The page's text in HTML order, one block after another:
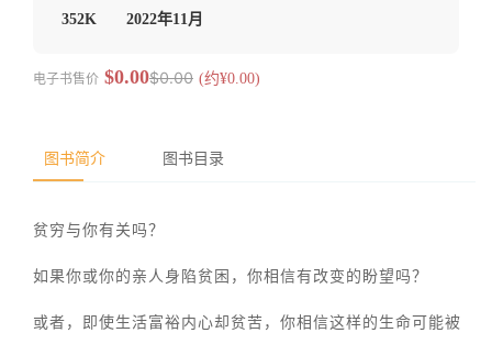
352K 2022年11月
电子书售价 $0.00$0.00 (约¥0.00)
图书简介 图书目录
贫穷与你有关吗？
如果你或你的亲人身陷贫困，你相信有改变的盼望吗？
或者，即使生活富裕内心却贫苦，你相信这样的生命可能被